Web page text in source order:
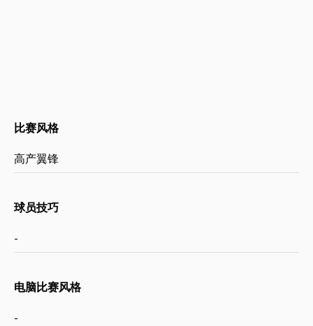
比赛风格
高产翼锋
球员技巧
-
电脑比赛风格
-